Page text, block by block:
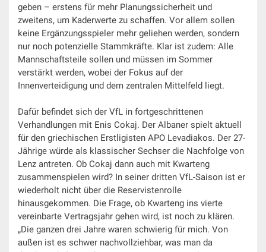
geben – erstens für mehr Planungssicherheit und
zweitens, um Kaderwerte zu schaffen. Vor allem sollen
keine Ergänzungsspieler mehr geliehen werden, sondern
nur noch potenzielle Stammkräfte. Klar ist zudem: Alle
Mannschaftsteile sollen und müssen im Sommer
verstärkt werden, wobei der Fokus auf der
Innenverteidigung und dem zentralen Mittelfeld liegt.
Dafür befindet sich der VfL in fortgeschrittenen
Verhandlungen mit Enis Cokaj. Der Albaner spielt aktuell
für den griechischen Erstligisten APO Levadiakos. Der 27-
Jährige würde als klassischer Sechser die Nachfolge von
Lenz antreten. Ob Cokaj dann auch mit Kwarteng
zusammenspielen wird? In seiner dritten VfL-Saison ist er
wiederholt nicht über die Reservistenrolle
hinausgekommen. Die Frage, ob Kwarteng ins vierte
vereinbarte Vertragsjahr gehen wird, ist noch zu klären.
„Die ganzen drei Jahre waren schwierig für mich. Von
außen ist es schwer nachvollziehbar, was man da